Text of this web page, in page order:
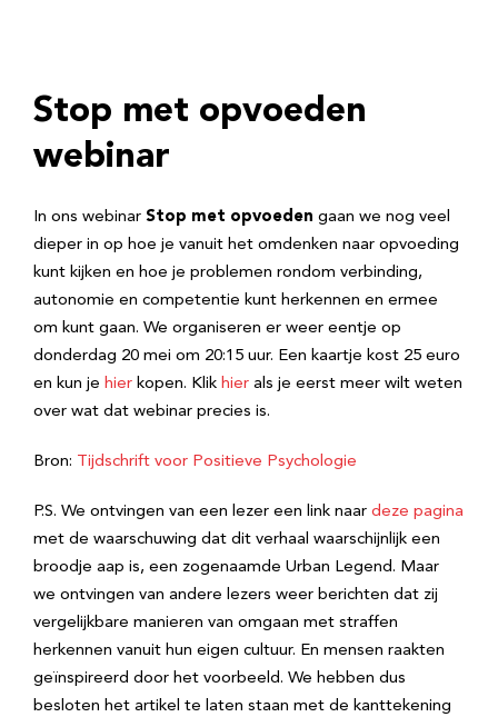
Stop met opvoeden
webinar
In ons webinar Stop met opvoeden gaan we nog veel
dieper in op hoe je vanuit het omdenken naar opvoeding
kunt kijken en hoe je problemen rondom verbinding,
autonomie en competentie kunt herkennen en ermee
om kunt gaan. We organiseren er weer eentje op
donderdag 20 mei om 20:15 uur. Een kaartje kost 25 euro
en kun je hier kopen. Klik hier als je eerst meer wilt weten
over wat dat webinar precies is.
Bron: Tijdschrift voor Positieve Psychologie
P.S. We ontvingen van een lezer een link naar deze pagina
met de waarschuwing dat dit verhaal waarschijnlijk een
broodje aap is, een zogenaamde Urban Legend. Maar
we ontvingen van andere lezers weer berichten dat zij
vergelijkbare manieren van omgaan met straffen
herkennen vanuit hun eigen cultuur. En mensen raakten
geïnspireerd door het voorbeeld. We hebben dus
besloten het artikel te laten staan met de kanttekening